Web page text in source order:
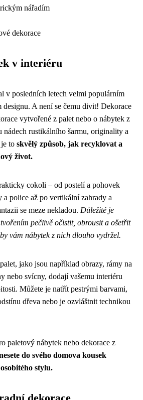
nářadím
dekorace
v interiéru
v posledních letech velmi populárním
designu. A není se čemu divit! Dekorace
vytvořené z palet nebo o nábytek z
nádech rustikálního šarmu, originality a
to skvělý způsob, jak recyklovat a
život.
cokoli – od postelí a pohovek
a police až po vertikální zahrady a
se meze nekladou. Důležité je
pečlivě očistit, obrousit a ošetřit
vám nábytek z nich dlouho vydržel.
jako jsou například obrazy, rámy na
nebo svícny, dodají vašemu interiéru
Můžete je natřít pestrými barvami,
dřeva nebo je ozvláštnit technikou
paletový nábytek nebo dekorace z
do svého domova kousek
stylu.